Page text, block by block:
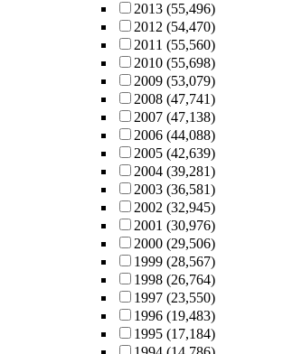
2013 (55,496)
2012 (54,470)
2011 (55,560)
2010 (55,698)
2009 (53,079)
2008 (47,741)
2007 (47,138)
2006 (44,088)
2005 (42,639)
2004 (39,281)
2003 (36,581)
2002 (32,945)
2001 (30,976)
2000 (29,506)
1999 (28,567)
1998 (26,764)
1997 (23,550)
1996 (19,483)
1995 (17,184)